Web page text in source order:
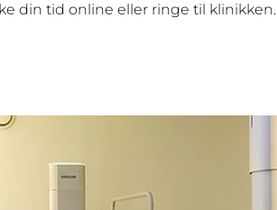
din tid online eller ringe til klinikken.